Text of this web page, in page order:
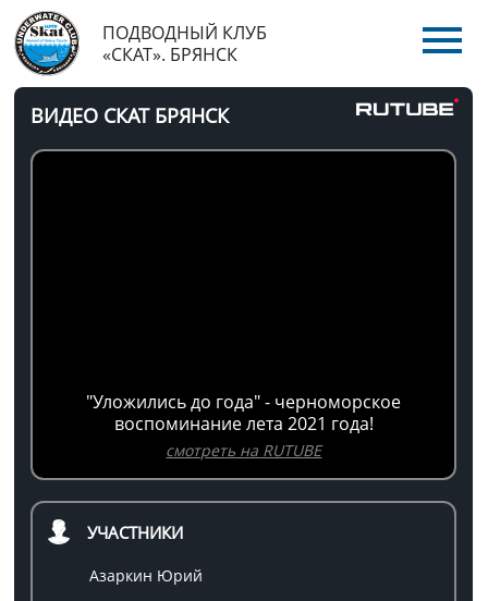
ПОДВОДНЫЙ КЛУБ
«СКАТ». БРЯНСК
ВИДЕО СКАТ БРЯНСК
"Уложились до года" - черноморское
воспоминание лета 2021 года!
смотреть на RUTUBE
УЧАСТНИКИ
Азаркин Юрий